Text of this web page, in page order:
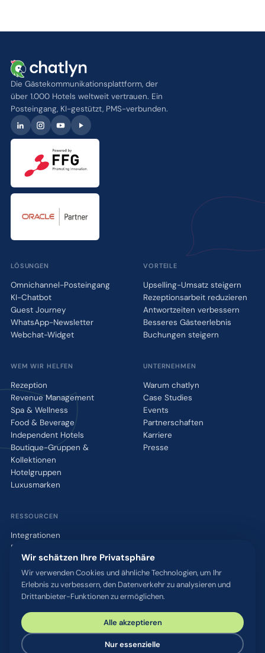
Die Gästekommunikationsplattform, der
über 1.000 Hotels weltweit vertrauen. Ein
Posteingang, KI-gestützt, PMS-verbunden.
LÖSUNGEN
Omnichannel-Posteingang
KI-Chatbot
Guest Journey
WhatsApp-Newsletter
Webchat-Widget
VORTEILE
Upselling-Umsatz steigern
Rezeptionsarbeit reduzieren
Antwortzeiten verbessern
Besseres Gästeerlebnis
Buchungen steigern
WEM WIR HELFEN
Rezeption
Revenue Management
Spa & Wellness
Food & Beverage
Independent Hotels
Boutique-Gruppen &
Kollektionen
Hotelgruppen
Luxusmarken
UNTERNEHMEN
Warum chatlyn
Case Studies
Events
Partnerschaften
Karriere
Presse
RESSOURCEN
Integrationen
Blog
Glossar
WhatsApp QR-Tool
Kontakt
© 2026 chatlyn GmbH. Alle Rechte vorbehalten.
Impressum
Sicherheit & Compliance
Cookie-Einstellungen
Wir schätzen Ihre Privatsphäre
Wir verwenden Cookies und ähnliche Technologien, um Ihr
Erlebnis zu verbessern, den Datenverkehr zu analysieren und
Drittanbieter-Funktionen zu ermöglichen.
Alle akzeptieren
Nur essenzielle